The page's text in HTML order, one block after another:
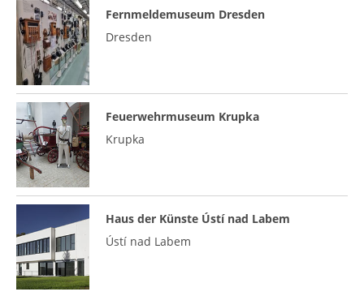
Fernmeldemuseum Dresden
Dresden
Feuerwehrmuseum Krupka
Krupka
Haus der Künste Ústí nad Labem
Ústí nad Labem